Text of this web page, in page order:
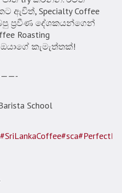
ඇවිත්, Specialty Coffee
ප්‍රවීණ දේශකයන්ගෙන්
Roasting
කැමැත්තක්!
School
#SriLankaCoffee#sca